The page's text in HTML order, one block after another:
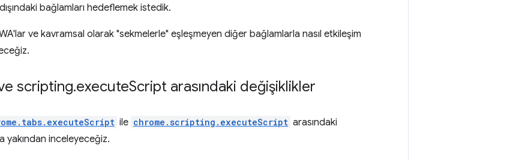
bağlamları hedeflemek istedik.
ve kavramsal olarak "sekmelerle" eşleşmeyen diğer bağlamlarla nasıl etkileşim
scripting.executeScript arasındaki değişiklikler
ile chrome.scripting.executeScript arasındaki
yakından inceleyeceğiz.